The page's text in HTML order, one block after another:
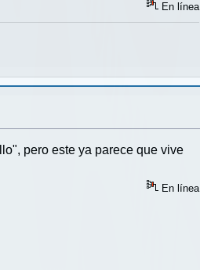
En línea
pero este ya parece que vive
En línea